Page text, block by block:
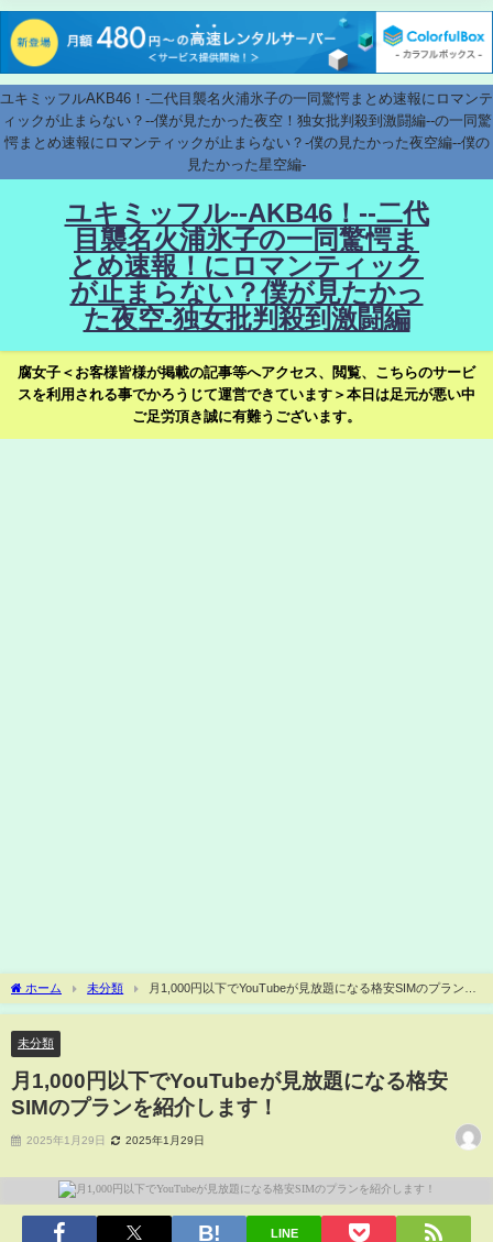
ユキミッフルAKB46！-二代目襲名火浦氷子の一同驚愕まとめ速報にロマンテ
ィックが止まらない？--僕が見たかった夜空！独女批判殺到激闘編--の一同驚
愕まとめ速報にロマンティックが止まらない？-僕の見たかった夜空編--僕の
見たかった星空編-
ユキミッフル--AKB46！--二代
目襲名火浦氷子の一同驚愕ま
とめ速報！にロマンティック
が止まらない？僕が見たかっ
た夜空-独女批判殺到激闘編
腐女子＜お客様皆様が掲載の記事等へアクセス、閲覧、こちらのサービ
スを利用される事でかろうじて運営できています＞本日は足元が悪い中
ご足労頂き誠に有難うございます。
ホーム 未分類
月1,000円以下でYouTubeが見放題になる格安SIMのプランを
紹介します！
未分類
月1,000円以下でYouTubeが見放題になる格安
SIMのプランを紹介します！
2025年1月29日 2025年1月29日
LINE